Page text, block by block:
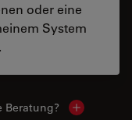
oder eine
System
Beratung? Show